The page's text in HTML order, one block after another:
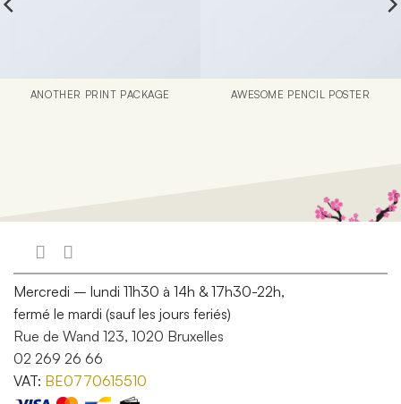
ANOTHER PRINT PACKAGE AWESOME PENCIL POSTER
Mercredi – lundi 11h30 à 14h & 17h30-22h,
fermé le mardi (sauf les jours feriés)
Rue de Wand 123, 1020 Bruxelles
02 269 26 66
VAT: BE0770615510